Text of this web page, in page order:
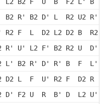
B2 R' B2 D' L  R2 U2 R'
F  L  D2 L2 D2 B  R2
R' U' L2 F' B2 R2 U  D'
L' B2 R' D' R' B  F  L'
D2 L  F  U' R2 F  D2 R
D' F2 U  R  B' D  L2 U'